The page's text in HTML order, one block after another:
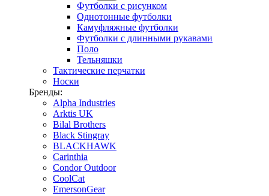
Футболки с рисунком
Однотонные футболки
Камуфляжные футболки
Футболки с длинными рукавами
Поло
Тельняшки
Тактические перчатки
Носки
Бренды:
Alpha Industries
Arktis UK
Bilal Brothers
Black Stingray
BLACKHAWK
Carinthia
Condor Outdoor
CoolCat
EmersonGear